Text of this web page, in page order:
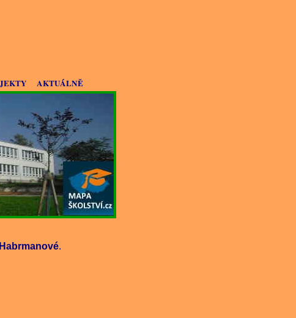
AKTUÁLNĚ
.